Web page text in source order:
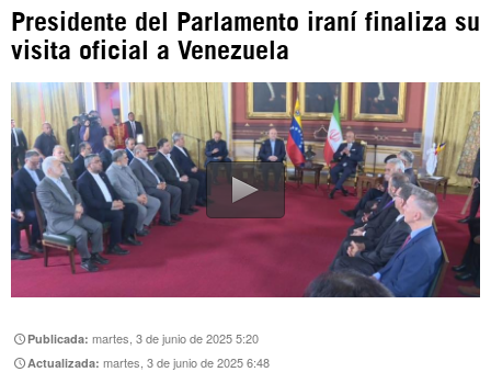
Instagram como: hispan_tv
https://www.facebook.com/Nexolatino.Canal
http://twitter.com/nexo_latino
Presidente del Parlamento iraní finaliza su
visita oficial a Venezuela
Publicada:martes, 3 de junio de 2025 5:20
Actualizada:martes, 3 de junio de 2025 6:48